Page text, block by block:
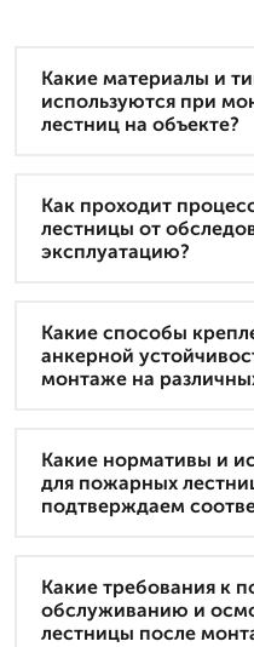
Какие материалы и
используются при
лестниц на объекте?
Как проходит
лестницы от
эксплуатацию?
Какие способы
анкерной
монтаже на
Какие нормативы и
для пожарных
подтверждаем
Какие требования к
обслуживанию и
лестницы после